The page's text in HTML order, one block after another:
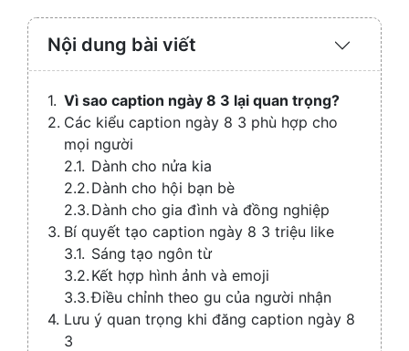
Nội dung bài viết
Expand
Vì sao caption ngày 8 3 lại quan trọng?
Các kiểu caption ngày 8 3 phù hợp cho
mọi người
Dành cho nửa kia
Dành cho hội bạn bè
Dành cho gia đình và đồng nghiệp
Bí quyết tạo caption ngày 8 3 triệu like
Sáng tạo ngôn từ
Kết hợp hình ảnh và emoji
Điều chỉnh theo gu của người nhận
Lưu ý quan trọng khi đăng caption ngày 8
3